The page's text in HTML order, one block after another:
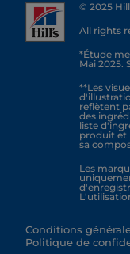
© 2025
All rights
*Étude
Mai 2025.
**Les
reflètent
des
liste
produit et
sa
Les
Conditions
Politique de